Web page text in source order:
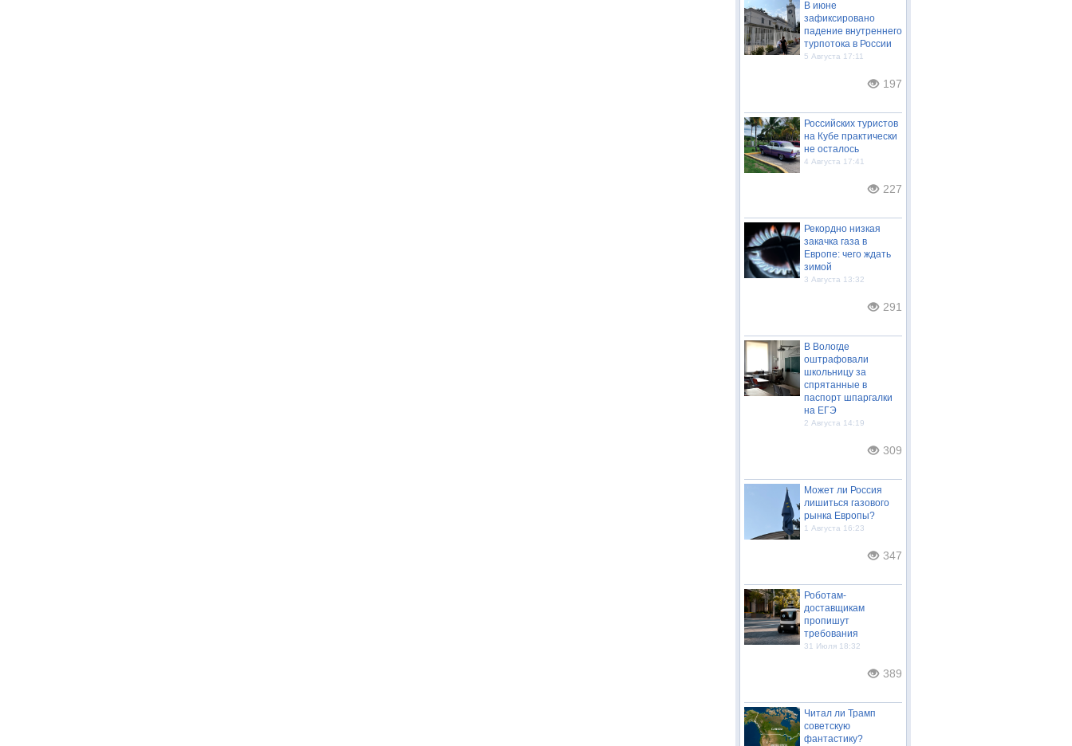
В июне
зафиксировано
падение внутреннего
турпотока в России
5 Августа 17:11
197
Российских туристов
на Кубе практически
не осталось
4 Августа 17:41
227
Рекордно низкая
закачка газа в
Европе: чего ждать
зимой
3 Августа 13:32
291
В Вологде
оштрафовали
школьницу за
спрятанные в
паспорт шпаргалки
на ЕГЭ
2 Августа 14:19
309
Может ли Россия
лишиться газового
рынка Европы?
1 Августа 16:23
347
Роботам-
доставщикам
пропишут
требования
31 Июля 18:32
389
Читал ли Трамп
советскую
фантастику?